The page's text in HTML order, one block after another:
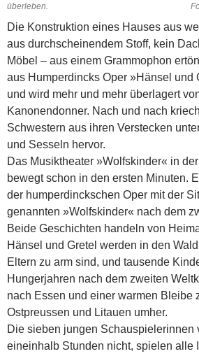
überleben.
Die Konstruktion eines Hauses aus
aus durchscheinendem Stoff, kein
Möbel – aus einem Grammophon
aus Humperdincks Oper »Hänsel und
und wird mehr und mehr überlagert
Kanonendonner. Nach und nach
Schwestern aus ihren Verstecken
und Sesseln hervor.
Das Musiktheater »Wolfskinder« in
bewegt schon in den ersten Minuten.
der humper­dinckschen Oper mit der
genannten »Wolfskinder« nach dem
Beide Geschichten handeln von
Hänsel und Gretel werden in den
Eltern zu arm sind, und tausende
Hungerjahren nach dem zweiten
nach Essen und einer warmen Bleibe
Ostpreussen und Litauen umher.
Die sieben jungen Schauspielerinnen
eineinhalb Stunden nicht, spielen alle